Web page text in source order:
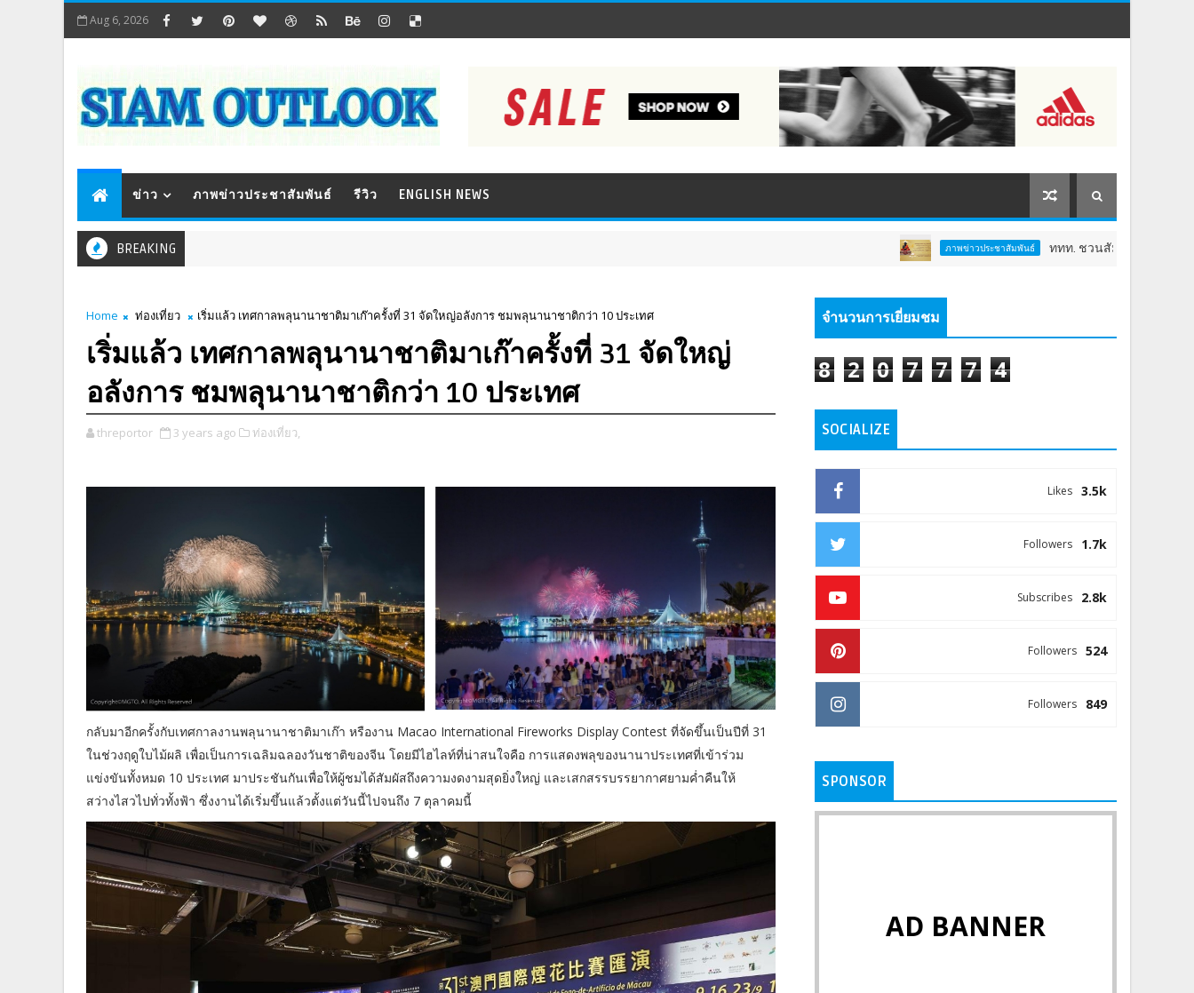
Aug 6, 2026
ข่าว ภาพข่าวประชาสัมพันธ์ รีวิว ENGLISH NEWS
BREAKING ภาพข่าวประชาสัมพันธ์ ททท. ชวนสัมผัสพลังแห่งศรัทธา ร่วมง
Home ท่องเที่ยว เริ่มแล้ว เทศกาลพลุนานาชาติมาเก๊าครั้งที่ 31 จัดใหญ่อลังการ ชมพลุนานาชาติกว่า 10 ประเทศ
เริ่มแล้ว เทศกาลพลุนานาชาติมาเก๊าครั้งที่ 31 จัดใหญ่
อลังการ ชมพลุนานาชาติกว่า 10 ประเทศ
threportor 3 years ago ท่องเที่ยว,
กลับมาอีกครั้งกับเทศกาลงานพลุนานาชาติมาเก๊า หรืองาน Macao International Fireworks Display Contest ที่จัดขึ้นเป็นปีที่ 31
ในช่วงฤดูใบไม้ผลิ เพื่อเป็นการเฉลิมฉลองวันชาติของจีน โดยมีไฮไลท์ที่น่าสนใจคือ การแสดงพลุของนานาประเทศที่เข้าร่วม
แข่งขันทั้งหมด 10 ประเทศ มาประชันกันเพื่อให้ผู้ชมได้สัมผัสถึงความงดงามสุดยิ่งใหญ่ และเสกสรรบรรยากาศยามค่ำคืนให้
สว่างไสวไปทั่วทั้งฟ้า ซึ่งงานได้เริ่มขึ้นแล้วตั้งแต่วันนี้ไปจนถึง 7 ตุลาคมนี้
จำนวนการเยี่ยมชม
8 2 0 7 7 7 4
SOCIALIZE
3.5k
Likes
1.7k
Followers
2.8k
Subscribes
524
Followers
849
Followers
SPONSOR
AD BANNER